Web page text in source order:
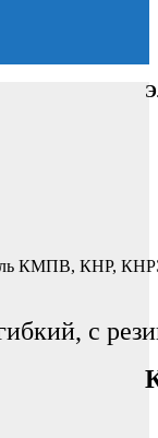
КМПВ, КНР,
с